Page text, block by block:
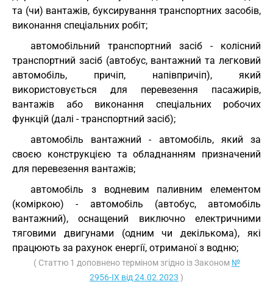
та (чи) вантажів, буксирування транспортних засобів,
виконання спеціальних робіт;
автомобільний транспортний засіб - колісний
транспортний засіб (автобус, вантажний та легковий
автомобіль, причіп, напівпричіп), який
використовується для перевезення пасажирів,
вантажів або виконання спеціальних робочих
функцій (далі - транспортний засіб);
автомобіль вантажний - автомобіль, який за
своєю конструкцією та обладнанням призначений
для перевезення вантажів;
автомобіль з водневим паливним елементом
(коміркою) - автомобіль (автобус, автомобіль
вантажний), оснащений виключно електричними
тяговими двигунами (одним чи декількома), які
працюють за рахунок енергії, отриманої з водню;
( Статтю 1 доповнено терміном згідно із Законом №
2956-IX від 24.02.2023 )